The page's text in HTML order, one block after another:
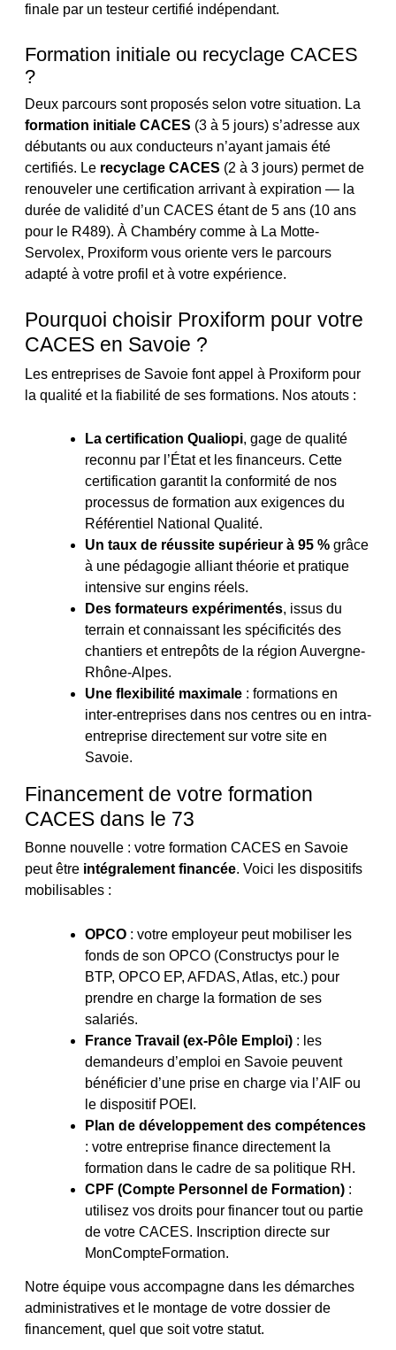
finale par un testeur certifié indépendant.
Formation initiale ou recyclage CACES
?
Deux parcours sont proposés selon votre situation. La
formation initiale CACES (3 à 5 jours) s’adresse aux
débutants ou aux conducteurs n’ayant jamais été
certifiés. Le recyclage CACES (2 à 3 jours) permet de
renouveler une certification arrivant à expiration — la
durée de validité d’un CACES étant de 5 ans (10 ans
pour le R489). À Chambéry comme à La Motte-
Servolex, Proxiform vous oriente vers le parcours
adapté à votre profil et à votre expérience.
Pourquoi choisir Proxiform pour votre
CACES en Savoie ?
Les entreprises de Savoie font appel à Proxiform pour
la qualité et la fiabilité de ses formations. Nos atouts :
La certification Qualiopi, gage de qualité
reconnu par l’État et les financeurs. Cette
certification garantit la conformité de nos
processus de formation aux exigences du
Référentiel National Qualité.
Un taux de réussite supérieur à 95 % grâce
à une pédagogie alliant théorie et pratique
intensive sur engins réels.
Des formateurs expérimentés, issus du
terrain et connaissant les spécificités des
chantiers et entrepôts de la région Auvergne-
Rhône-Alpes.
Une flexibilité maximale : formations en
inter-entreprises dans nos centres ou en intra-
entreprise directement sur votre site en
Savoie.
Financement de votre formation
CACES dans le 73
Bonne nouvelle : votre formation CACES en Savoie
peut être intégralement financée. Voici les dispositifs
mobilisables :
OPCO : votre employeur peut mobiliser les
fonds de son OPCO (Constructys pour le
BTP, OPCO EP, AFDAS, Atlas, etc.) pour
prendre en charge la formation de ses
salariés.
France Travail (ex-Pôle Emploi) : les
demandeurs d’emploi en Savoie peuvent
bénéficier d’une prise en charge via l’AIF ou
le dispositif POEI.
Plan de développement des compétences
: votre entreprise finance directement la
formation dans le cadre de sa politique RH.
CPF (Compte Personnel de Formation) :
utilisez vos droits pour financer tout ou partie
de votre CACES. Inscription directe sur
MonCompteFormation.
Notre équipe vous accompagne dans les démarches
administratives et le montage de votre dossier de
financement, quel que soit votre statut.